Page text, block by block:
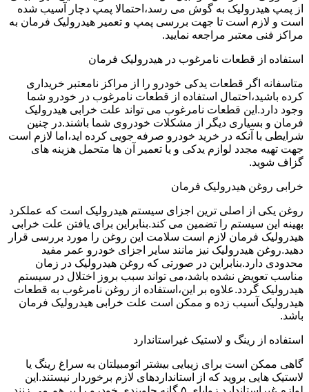
از پمپ هیدرولیک به گوش می رسد،احتمالا پمپ دچار آسیب شده
است و لازم است تا جهت بررسی پمپ و تعمیر هیدرولیک فرمان به
مراکز فنی معتبر مراجعه نمایید.
استفاده از قطعات نامرغوب در هیدرولیک فرمان
متاسفانه اگر قطعات یدکی خودرو را از مراکز نامعتبر خریداری
کرده باشید،احتمال استفاده از قطعات نامرغوب در خودرو شما
وجود دارد.این قطعات نامرغوب می تواند علت خرابی هیدرولیک
فرمان و بسیاری دیگر از مشکلات خودروی شما باشند.در چنین
شرایطی با آنکه در خرید خودرو صرفه جویی کرده اید،اما لازم است
جهت تهیه مجدد لوازم یدکی و یا تعمیر آن ها متحمل هزینه های
گزاف شوید.
خرابی روغن هیدرولیک فرمان
روغن یکی از اصلی ترین اجزای سیستم هیدرولیک است که عملکرد
بهینه این سیستم را تضمین می کند.بنابراین برای یافتن علت خرابی
هیدرولیک فرمان لازم است سلامت این روغن را مورد بررسی قرار
دهید.روغن هیدرولیک نیز مانند سایر اجزای خودرو عمر مفید
محدودی دارد.بنابراین در صورتی که روغن هیدرولیک در زمان
مناسب تعویض نشده باشد،می تواند سبب بروز اختلال در سیستم
هیدرولیک گردد.علاوه بر این،استفاده از روغن نامرغوب به قطعات
هیدرولیک آسیب زده و ممکن است علت خرابی هیدرولیک فرمان
باشد.
استفاده از رینگ و لاستیک غیراستاندارد
گاهی ممکن است برای زیبایی بیشتر اتومبیلتان به سراغ رینگ یا
لاستیک هایی بروید که از استانداردهای لازم برخوردار نیستند.این